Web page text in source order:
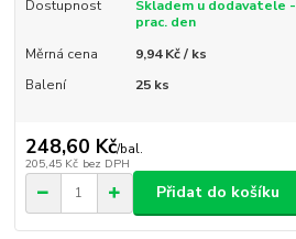
Dostupnost
Skladem u dodavatele
prac. den
Měrná cena
9,94 Kč / ks
Balení
25 ks
248,60 Kč/bal.
205,45 Kč bez DPH
Přidat do košíku